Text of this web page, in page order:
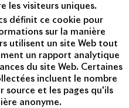
les visiteurs uniques.
définit ce cookie pour
sur la manière
utilisent un site Web tout
un rapport analytique
du site Web. Certaines
incluent le nombre
source et les pages qu'ils
anonyme.